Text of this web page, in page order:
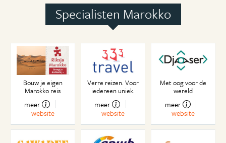
Specialisten Marokko
Bouw je eigen
Marokko reis
meer
website
Verre reizen. Voor
iedereen uniek.
meer
website
Met oog voor de
wereld
meer
website